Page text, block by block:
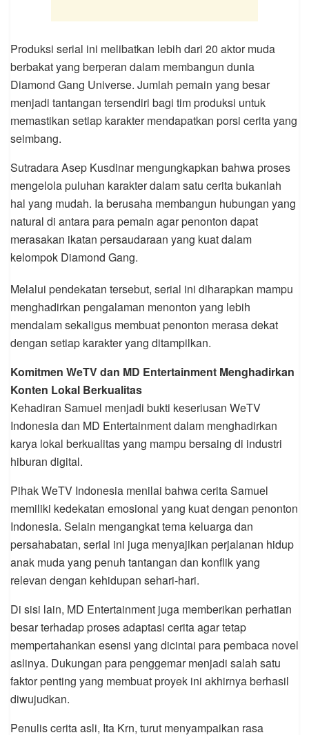
Produksi serial ini melibatkan lebih dari 20 aktor muda
berbakat yang berperan dalam membangun dunia
Diamond Gang Universe. Jumlah pemain yang besar
menjadi tantangan tersendiri bagi tim produksi untuk
memastikan setiap karakter mendapatkan porsi cerita yang
seimbang.
Sutradara Asep Kusdinar mengungkapkan bahwa proses
mengelola puluhan karakter dalam satu cerita bukanlah
hal yang mudah. Ia berusaha membangun hubungan yang
natural di antara para pemain agar penonton dapat
merasakan ikatan persaudaraan yang kuat dalam
kelompok Diamond Gang.
Melalui pendekatan tersebut, serial ini diharapkan mampu
menghadirkan pengalaman menonton yang lebih
mendalam sekaligus membuat penonton merasa dekat
dengan setiap karakter yang ditampilkan.
Komitmen WeTV dan MD Entertainment Menghadirkan
Konten Lokal Berkualitas
Kehadiran Samuel menjadi bukti keseriusan WeTV
Indonesia dan MD Entertainment dalam menghadirkan
karya lokal berkualitas yang mampu bersaing di industri
hiburan digital.
Pihak WeTV Indonesia menilai bahwa cerita Samuel
memiliki kedekatan emosional yang kuat dengan penonton
Indonesia. Selain mengangkat tema keluarga dan
persahabatan, serial ini juga menyajikan perjalanan hidup
anak muda yang penuh tantangan dan konflik yang
relevan dengan kehidupan sehari-hari.
Di sisi lain, MD Entertainment juga memberikan perhatian
besar terhadap proses adaptasi cerita agar tetap
mempertahankan esensi yang dicintai para pembaca novel
aslinya. Dukungan para penggemar menjadi salah satu
faktor penting yang membuat proyek ini akhirnya berhasil
diwujudkan.
Penulis cerita asli, Ita Krn, turut menyampaikan rasa